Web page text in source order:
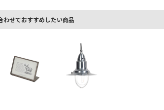
わせておすすめしたい商品